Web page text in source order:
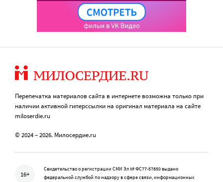
Перепечатка материалов сайта в интернете возможна только при
наличии активной гиперссылки на оригинал материала на сайте
miloserdie.ru
© 2024 – 2026. Милосердие.ru
16+
Свидетельство о регистрации СМИ Эл № ФС77-57850 выдано
федеральной службой по надзору в сфере связи, информационных